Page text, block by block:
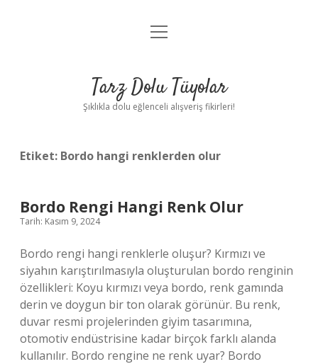
Anasayfa
Yasal Uyarı
menüyü
Tarz Dolu Tüyolar
Şıklıkla dolu eğlenceli alışveriş fikirleri!
Etiket: Bordo hangi renklerden olur
Bordo Rengi Hangi Renk Olur
Tarih: Kasım 9, 2024
Bordo rengi hangi renklerle oluşur? Kırmızı ve
siyahın karıştırılmasıyla oluşturulan bordo renginin
özellikleri: Koyu kırmızı veya bordo, renk gamında
derin ve doygun bir ton olarak görünür. Bu renk,
duvar resmi projelerinden giyim tasarımına,
otomotiv endüstrisine kadar birçok farklı alanda
kullanılır. Bordo rengine ne renk uyar? Bordo